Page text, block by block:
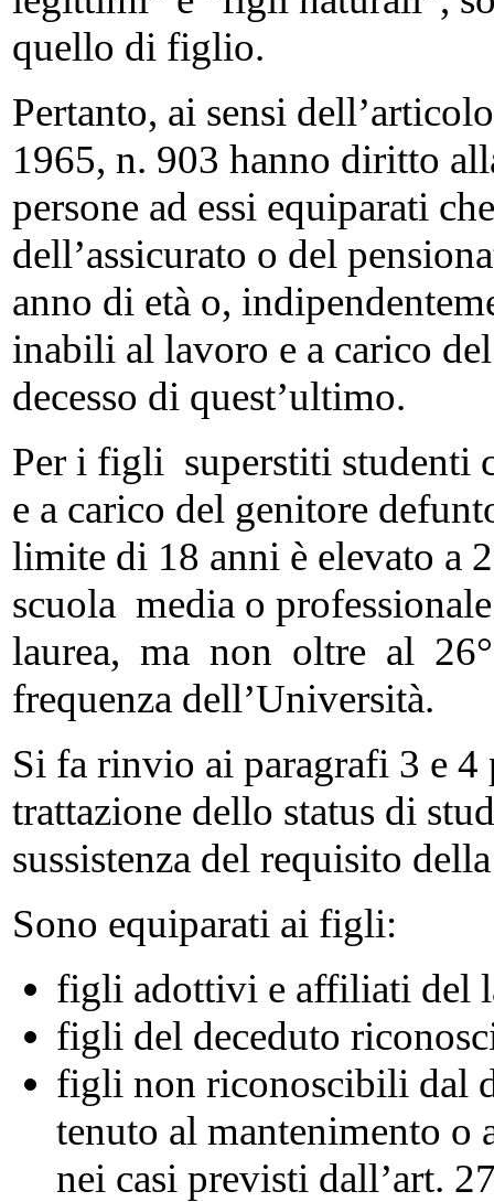
quello di figlio.
Pertanto, ai sensi
1965, n. 903 hanno diritto
persone ad essi equiparati
dell’assicurato o del
anno di età o,
inabili al lavoro e a carico
decesso di quest’ultimo.
Per i figli superstiti studenti
e a carico del genitore
limite di 18 anni è elevato a
scuola media o
laurea, ma non oltre al
frequenza dell’Università.
Si fa rinvio ai paragrafi 3 e 4
trattazione dello status di
sussistenza del requisito
Sono equiparati ai figli:
figli adottivi e affiliati del
figli del deceduto
figli non riconoscibili dal
tenuto al mantenimento
nei casi previsti dall’art.